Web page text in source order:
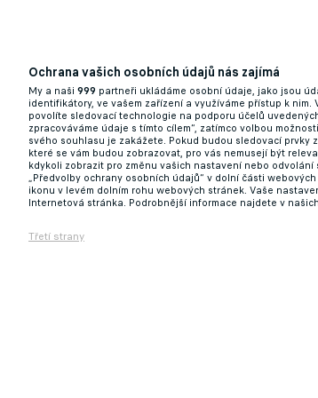
09.07.2026 09:07
Ochrana vašich osobních údajů nás zajímá
My a naši 999 partneři ukládáme osobní údaje, jako jsou
identifikátory, ve vašem zařízení a využíváme přístup k nim.
povolíte sledovací technologie na podporu účelů
zpracováváme údaje s tímto cílem“, zatímco volbou
svého souhlasu je zakážete. Pokud budou sledovací prvky
které se vám budou zobrazovat, pro vás nemusejí být
kdykoli zobrazit pro změnu vašich nastavení nebo
„Předvolby ochrany osobních údajů“ v dolní části
ikonu v levém dolním rohu webových stránek. Vaše
Internetová stránka. Podrobnější informace najdete v
Třetí strany